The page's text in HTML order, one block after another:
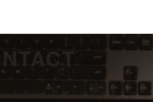
制作のお見積りに関すること